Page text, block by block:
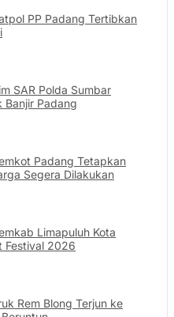
PP Padang Tertibkan
SAR Polda Sumbar
Banjir Padang
Padang Tetapkan
Segera Dilakukan
Limapuluh Kota
Festival 2026
Rem Blong Terjun ke